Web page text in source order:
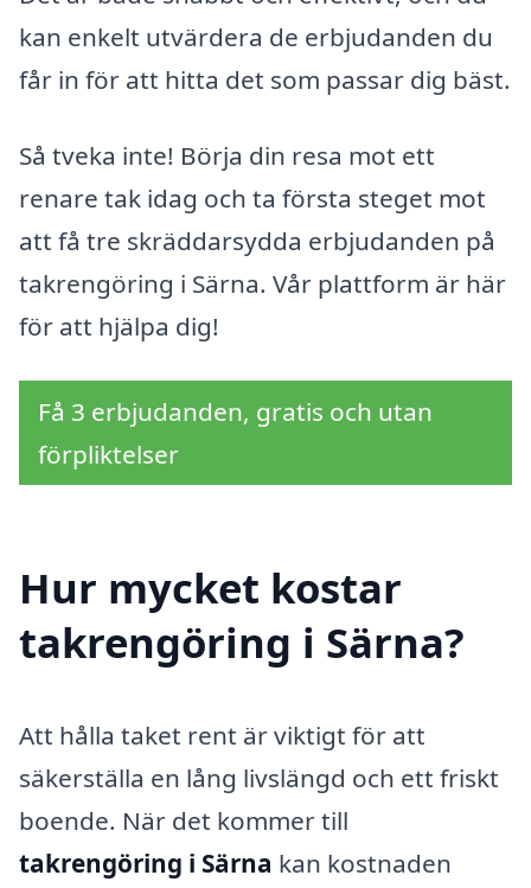
kan enkelt utvärdera de erbjudanden du
får in för att hitta det som passar dig bäst.
Så tveka inte! Börja din resa mot ett
renare tak idag och ta första steget mot
att få tre skräddarsydda erbjudanden på
takrengöring i Särna. Vår plattform är här
för att hjälpa dig!
Få 3 erbjudanden, gratis och utan
förpliktelser
Hur mycket kostar
takrengöring i Särna?
Att hålla taket rent är viktigt för att
säkerställa en lång livslängd och ett friskt
boende. När det kommer till
takrengöring i Särna kan kostnaden